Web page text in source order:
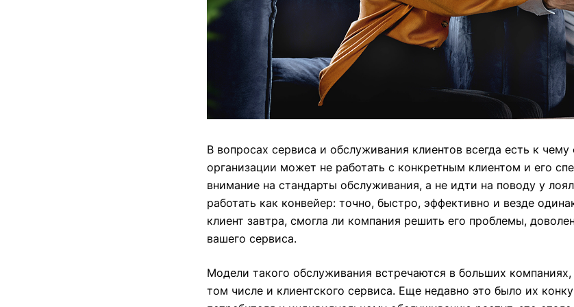
В вопросах сервиса и обслуживания клиентов всегда есть к
организации может не работать с конкретным клиентом и его
внимание на стандарты обслуживания, а не идти на поводу у
работать как конвейер: точно, быстро, эффективно и везде
клиент завтра, смогла ли компания решить его проблемы,
вашего сервиса.
Модели такого обслуживания встречаются в больших
том числе и клиентского сервиса. Еще недавно это было их